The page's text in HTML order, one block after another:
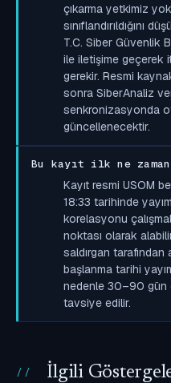
çıkarma yetkimiz
sınıflandırıldığını
T.C. Siber Güvenlik
ile iletişime geçerek
gerekir. Resmi
sonra SiberAnaliz
senkronizasyonda
güncellenecektir.
Bu kayıt ilk ne zaman
Kayıt resmi USOM
18:33 tarihinde
korelasyonu
noktası olarak
saldırgan
başlanma tarihi
nedenle 30–90 gün
tavsiye edilir.
İlgili